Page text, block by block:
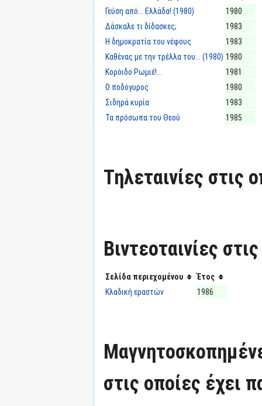
Γεύση από... Ελλάδα! (1980)
1980
Δάσκαλε τι δίδασκες;
1983
Η δημοκρατία του νέφους
1983
Καθένας με την τρέλλα του... (1980) 1980
Κορόιδο Ρωμιέ!...
1981
Ο ποδόγυρος
1980
Σιδηρά κυρία
1983
Τα πρόσωπα του Θεού
1985
Τηλεταινίες στις
Βιντεοταινίες
Σελίδα περιεχομένου
Έτος
Κλαδική εραστών
1986
στις οποίες έχει